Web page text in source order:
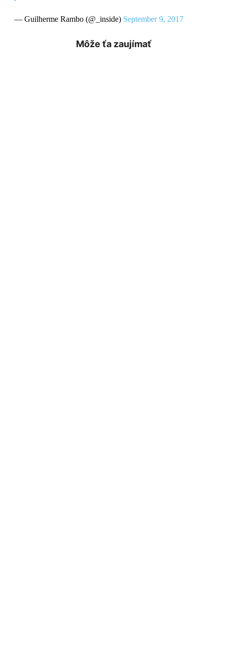
— Guilherme Rambo (@_inside) September 9, 2017
Môže ťa zaujímať